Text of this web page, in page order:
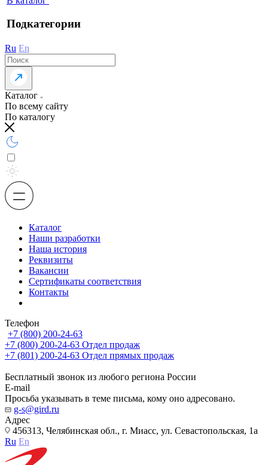
Подкатегории
Ru En
Каталог
По всему сайту
По каталогу
Каталог
Наши разработки
Наша история
Реквизиты
Вакансии
Сертификаты соответствия
Контакты
Телефон
+7 (800) 200-24-63
+7 (800) 200-24-63 Отдел продаж
+7 (801) 200-24-63 Отдел прямых продаж
Бесплатный звонок из любого региона России
E-mail
Просьба указывать в теме письма, кому оно адресовано.
g-s@gird.ru
Адрес
456313, Челябинская обл., г. Миасс, ул. Севастопольская, 1а
Ru En